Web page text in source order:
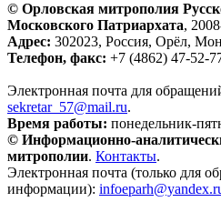
© Орловская митрополия
Московского Патриархата,
Адрес: 302023, Россия, Орёл,
Телефон, факс: +7 (4862) 47-52-
Электронная почта для
sekretar_57@mail.ru.
Время работы: понедельник-
© Информационно-
митрополии. Контакты.
Электронная почта (только для
информации):